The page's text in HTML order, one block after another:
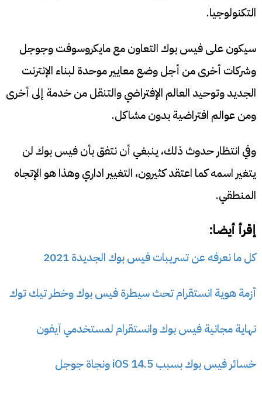
التكنولوجيا.
سيكون على فيس بوك التعاون مع مايكروسوفت وجوجل
وشركات أخرى من أجل وضع معايير موحدة لبناء الإنترنت
الجديد وتوحيد العالم الإفتراضي والتنقل من خدمة إلى أخرى
ومن عوالم افتراضية بدون مشاكل.
وفي انتظار حدوث ذلك، ينبغي أن نتفق بأن فيس بوك لن
يتغير اسمه كما اعتقد كثيرون، التغيير اداري وهذا هو الإتجاه
المنطقي.
إقرأ أيضا:
كل ما نعرفه عن تسريبات فيس بوك الجديدة 2021
أزمة هوية انستقرام تحث سيطرة فيس بوك وخطر تيك توك
نهاية مجانية فيس بوك وانستقرام لمستخدمي آيفون
خسائر فيس بوك بسبب iOS 14.5 ونجاة جوجل